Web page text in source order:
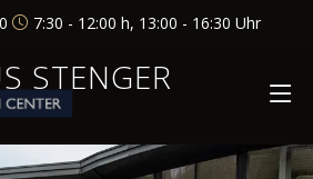
7:30 - 12:00 h, 13:00 - 16:30 Uhr
STENGER